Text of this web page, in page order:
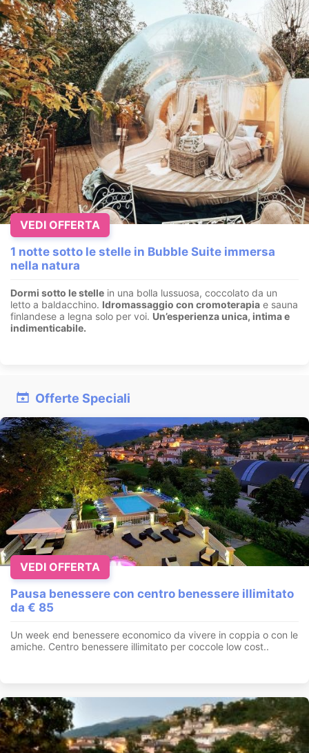
1 notte sotto le stelle in Bubble Suite immersa
nella natura
Dormi sotto le stelle in una bolla lussuosa, coccolato da un
letto a baldacchino. Idromassaggio con cromoterapia e sauna
finlandese a legna solo per voi. Un’esperienza unica, intima e
indimenticabile.
VEDI OFFERTA
Offerte Speciali
Pausa benessere con centro benessere illimitato
da € 85
Un week end benessere economico da vivere in coppia o con le
amiche. Centro benessere illimitato per coccole low cost..
VEDI OFFERTA